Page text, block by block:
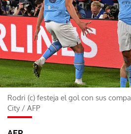
Rodri (c) festeja el gol con sus
City/ AFP